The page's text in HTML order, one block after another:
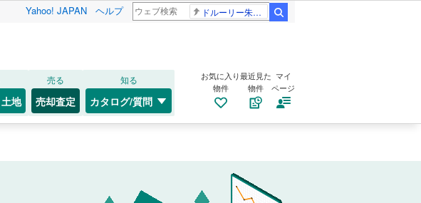
Yahoo! JAPAN ヘルプ ドルーリー朱瑛里 木田美緒莉
土地
売る
売却査定
知る
カタログ/質問
お気に入り
物件
最近見た
物件
マイ
ページ